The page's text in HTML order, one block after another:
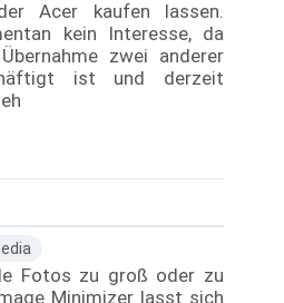
Acer kaufen lassen.
kein Interesse, da
zwei anderer
ist und derzeit
Fotos zu groß oder zu
Minimizer lasst sich